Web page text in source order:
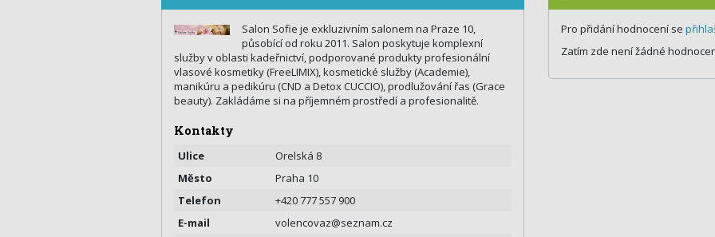
Salon Sofie je exkluzivním salonem na Praze 10,
působící od roku 2011. Salon poskytuje komplexní
služby v oblasti kadeřnictví, podporované produkty profesionální
vlasové kosmetiky (FreeLIMIX), kosmetické služby (Academie),
manikúru a pedikúru (CND a Detox CUCCIO), prodlužování řas (Grace
beauty). Zakládáme si na příjemném prostředí a profesionalitě.
Kontakty
Ulice
Orelská 8
Město
Praha 10
Telefon
+420 777 557 900
E-mail
volencovaz@seznam.cz
Pro přidání hodnocení se
Zatím zde není žádné